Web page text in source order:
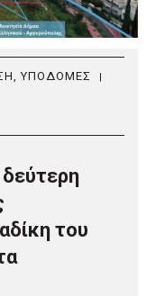
,ΥΠΟΔΟΜΕΣ
|
του